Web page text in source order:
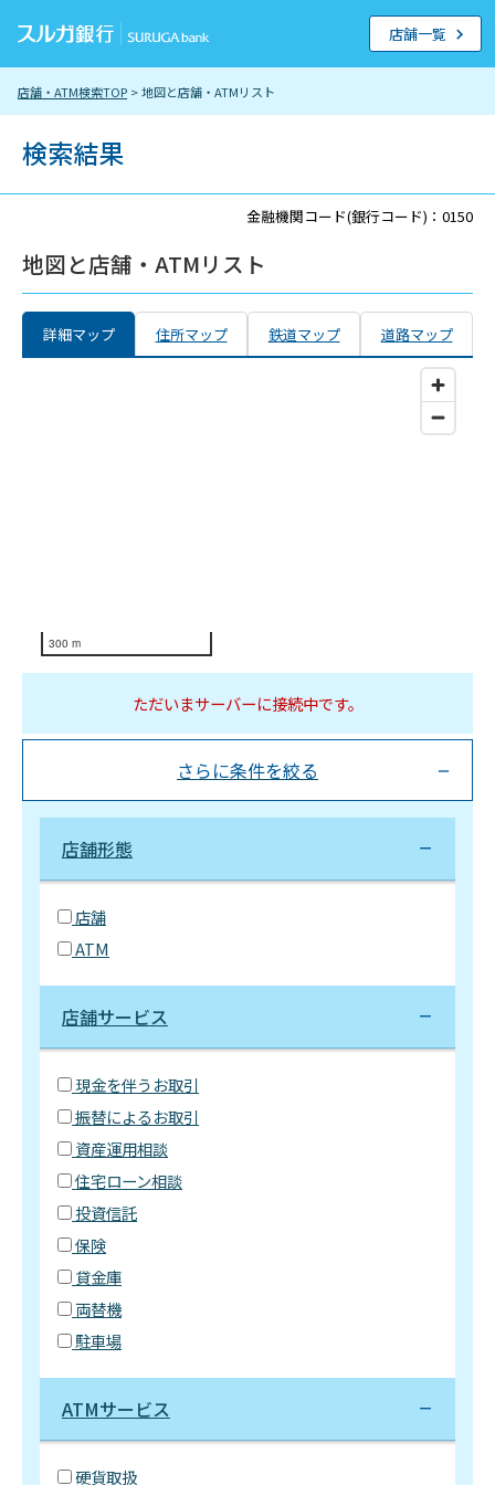
店舗・ATM検索TOP > 地図と店舗・ATMリスト
店舗一覧
検索結果
金融機関コード(銀行コード)：0150
地図と店舗・ATMリスト
詳細マップ 住所マップ 鉄道マップ 道路マップ
300 m
ただいまサーバーに接続中です。
さらに条件を絞る
店舗形態
店舗
ATM
店舗サービス
現金を伴うお取引
振替によるお取引
資産運用相談
住宅ローン相談
投資信託
保険
貸金庫
両替機
駐車場
ATMサービス
硬貨取扱